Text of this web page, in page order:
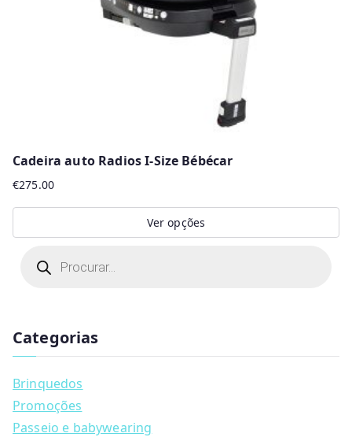
Cadeira auto Radios I-Size Bébécar
€275.00
Ver opções
product
variants.
The
options
may
be
s
s
a
r
c
h
Categorias
Brinquedos
Promoções
Passeio e babywearing